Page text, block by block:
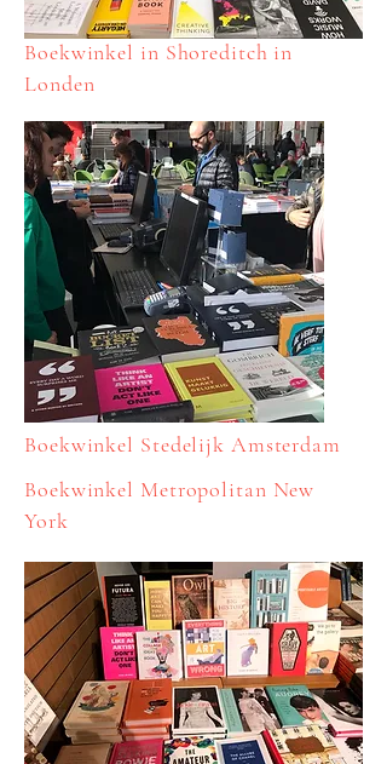
Boekwinkel in Shoreditch in
Londen
Boekwinkel Stedelijk Amsterdam
Boekwinkel Metropolitan New
York